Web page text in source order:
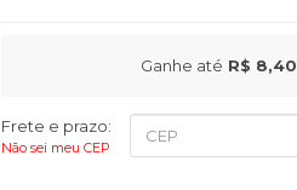
Ganhe até R$ 8,40
Frete e prazo:
Não sei meu CEP